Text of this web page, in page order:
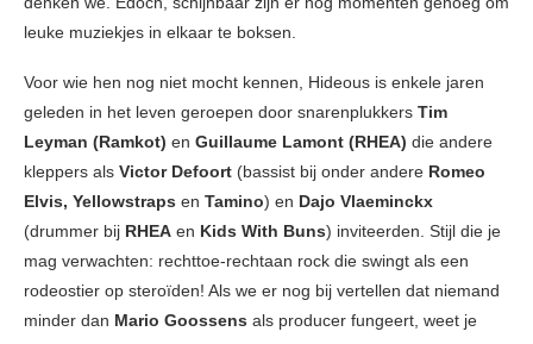
leuke muziekjes in elkaar te boksen.
Voor wie hen nog niet mocht kennen, Hideous is enkele jaren
geleden in het leven geroepen door snarenplukkers Tim
Leyman (Ramkot) en Guillaume Lamont (RHEA) die andere
kleppers als Victor Defoort (bassist bij onder andere Romeo
Elvis, Yellowstraps en Tamino) en Dajo Vlaeminckx
(drummer bij RHEA en Kids With Buns) inviteerden. Stijl die je
mag verwachten: rechttoe-rechtaan rock die swingt als een
rodeostier op steroïden! Als we er nog bij vertellen dat niemand
minder dan Mario Goossens als producer fungeert, weet je